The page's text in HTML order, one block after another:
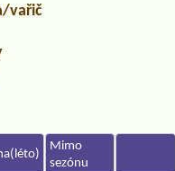
vařič
Mimo
sezónu